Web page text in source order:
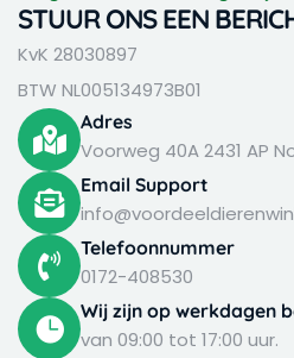
STUUR ONS EEN
KvK 28030897
BTW NL005134973B01
Adres
Voorweg 40A 2431 AP
Email Support
Telefoonnummer
0172-408530
Wij zijn op werkdagen
van 09:00 tot 17:00 uur.